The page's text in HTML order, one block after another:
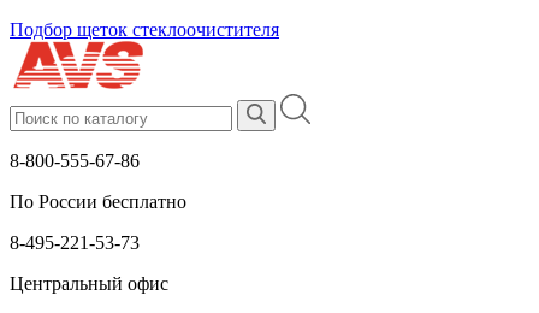
Подбор щеток стеклоочистителя
8-800-555-67-86
По России бесплатно
8-495-221-53-73
Центральный офис